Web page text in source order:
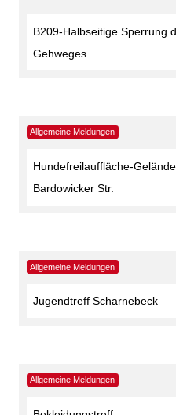
B209-Halbseitige Sperrung
Gehweges
Allgemeine Meldungen
Hundefreilauffläche-
Bardowicker Str.
Allgemeine Meldungen
Jugendtreff Scharnebeck
Allgemeine Meldungen